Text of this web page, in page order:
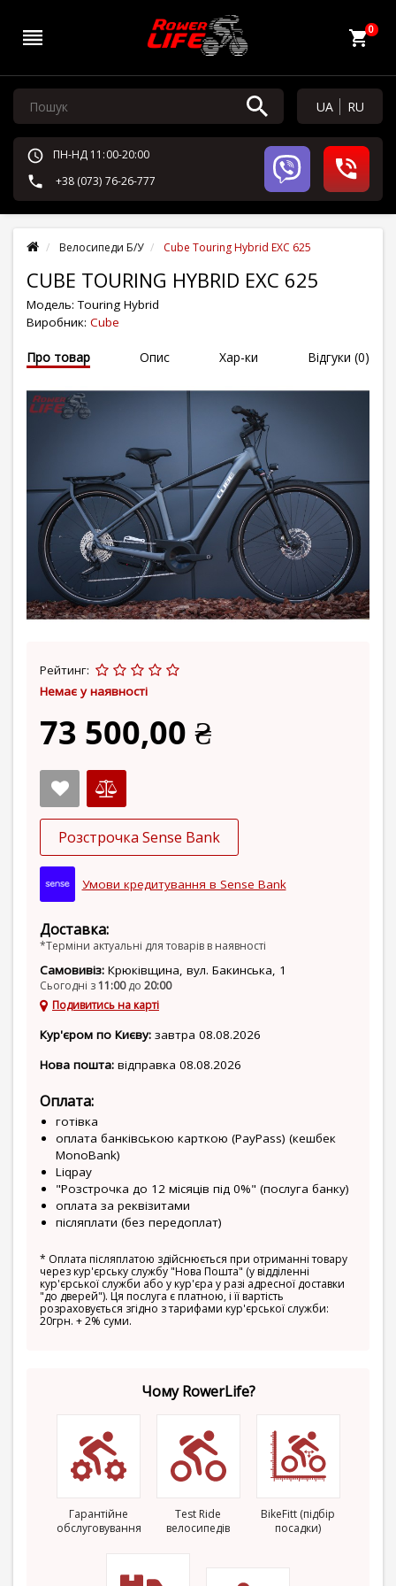
0
UA RU
ПН-НД 11:00-20:00
+38 (073) 76-26-777
Велосипеди Б/У Cube Touring Hybrid EXC 625
CUBE TOURING HYBRID EXC 625
Модель:Touring Hybrid
Виробник: Cube
Про товар Опис Хар-ки Відгуки (0)
Немає у наявності
Рейтинг:
73 500,00 ₴
Розстрочка Sense Bank
Умови кредитування в Sense Bank
Доставка:
*Терміни актуальні для товарів в наявності
Самовивіз: Крюківщина, вул. Бакинська, 1
Сьогодні з11:00до 20:00
Подивитись на карті
Кур'єром по Києву: завтра 08.08.2026
Нова пошта: відправка 08.08.2026
Оплата:
готівка
оплата банківською карткою (PayPass) (кешбек
MonoBank)
Liqpay
"Розстрочка до 12 місяців під 0%" (послуга банку)
оплата за реквізитами
післяплати (без передоплат)
* Оплата післяплатою здійснюється при отриманні товару
через кур'єрську службу "Нова Пошта" (у відділенні
кур'єрської служби або у кур'єра у разі адресної доставки
"до дверей"). Ця послуга є платною, і її вартість
розраховується згідно з тарифами кур'єрської служби:
20грн. + 2% суми.
Чому RowerLife?
Гарантійне
обслуговування
Test Ride
велосипедів
BikeFitt (підбір
посадки)